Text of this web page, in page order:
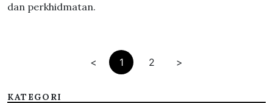
dan perkhidmatan.
< 1 2 >
KATEGORI